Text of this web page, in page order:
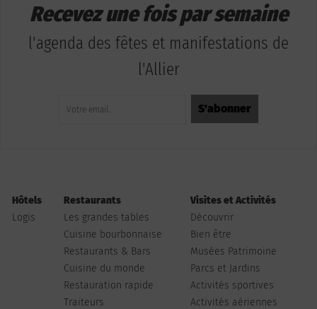
Recevez une fois par semaine
l'agenda des fêtes et manifestations de
l'Allier
Hôtels
Logis
Restaurants
Les grandes tables
Cuisine bourbonnaise
Restaurants & Bars
Cuisine du monde
Restauration rapide
Traiteurs
Visites et Activités
Découvrir
Bien être
Musées Patrimoine
Parcs et Jardins
Activités sportives
Activités aériennes